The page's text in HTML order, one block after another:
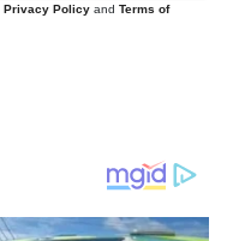
Privacy Policy and Terms of